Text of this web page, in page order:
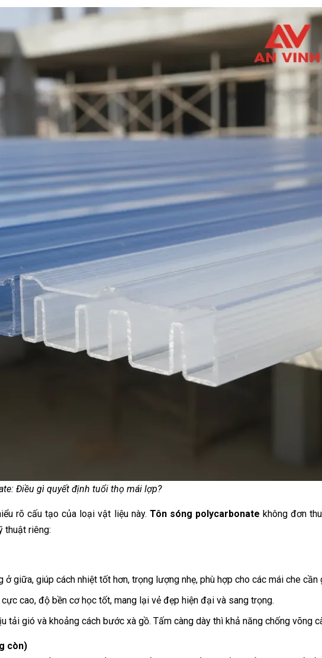
Điều gì quyết định tuổi thọ mái lợp?
rõ cấu tạo của loại vật liệu này. Tôn sóng polycarbonate không đơn
thuật riêng:
ở giữa, giúp cách nhiệt tốt hơn, trọng lượng nhẹ, phù hợp cho các mái che cần
cao, độ bền cơ học tốt, mang lại vẻ đẹp hiện đại và sang trọng.
tải gió và khoảng cách bước xà gồ. Tấm càng dày thì khả năng chống võng
còn)